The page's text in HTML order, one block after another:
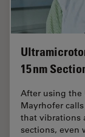
15 nm
After using the
Mayrhofer
that vibrations
sections, even